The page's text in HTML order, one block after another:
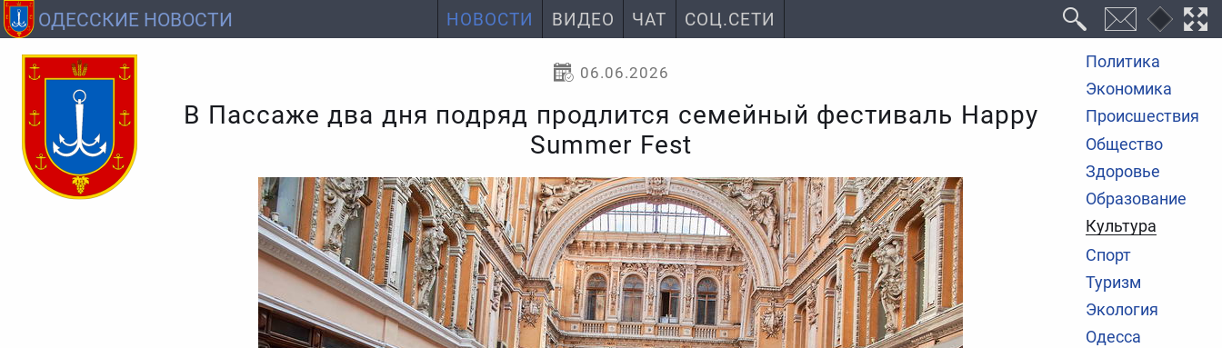
ОДЕССКИЕ НОВОСТИ НОВОСТИ ВИДЕО ЧАТ СОЦ.СЕТИ
Политика
Экономика
Происшествия
Общество
Здоровье
Образование
Культура
Спорт
Туризм
Экология
Одесса
06.06.2026
В Пассаже два дня подряд продлится семейный фестиваль Happy
Summer Fest